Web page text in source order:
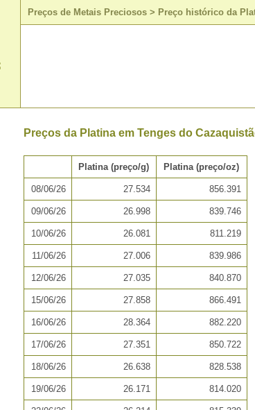
Preços de Metais Preciosos > Preço histórico da
Preços da Platina em Tenges do
Platina (preço/g) Platina (preço/oz)
08/06/26 27.534 856.391
09/06/26 26.998 839.746
10/06/26 26.081 811.219
11/06/26 27.006 839.986
12/06/26 27.035 840.870
15/06/26 27.858 866.491
16/06/26 28.364 882.220
17/06/26 27.351 850.722
18/06/26 26.638 828.538
19/06/26 26.171 814.020